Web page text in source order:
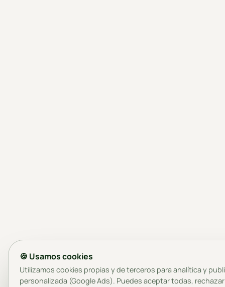
🍪 Usamos cookies
Utilizamos cookies propias y de terceros para analítica y
personalizada (Google Ads). Puedes aceptar todas,